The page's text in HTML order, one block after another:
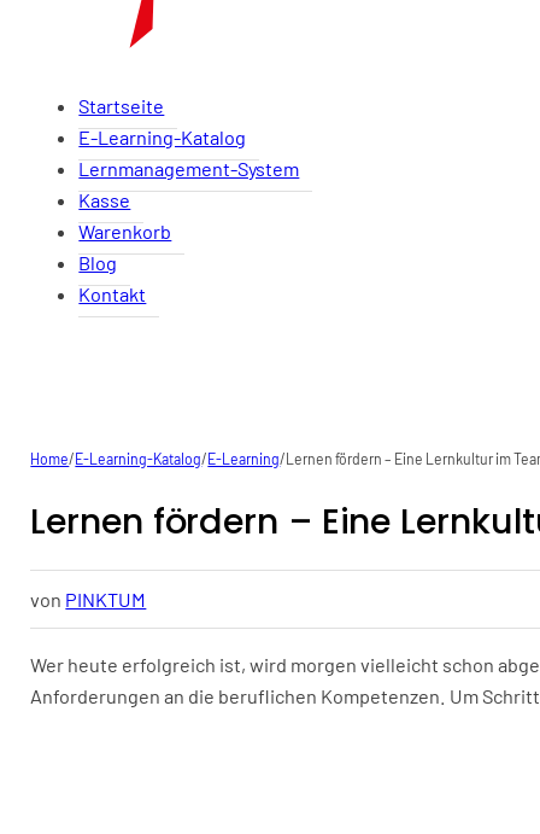
Startseite
E-Learning-Katalog
Lernmanagement-System
Kasse
Warenkorb
Blog
Kontakt
Home/ E-Learning-Katalog/ E-Learning/ Lernen fördern – Eine Lernkultur im
Lernen fördern – Eine
von PINKTUM
Wer heute erfolgreich ist, wird morgen vielleicht schon
Anforderungen an die beruflichen Kompetenzen. Um